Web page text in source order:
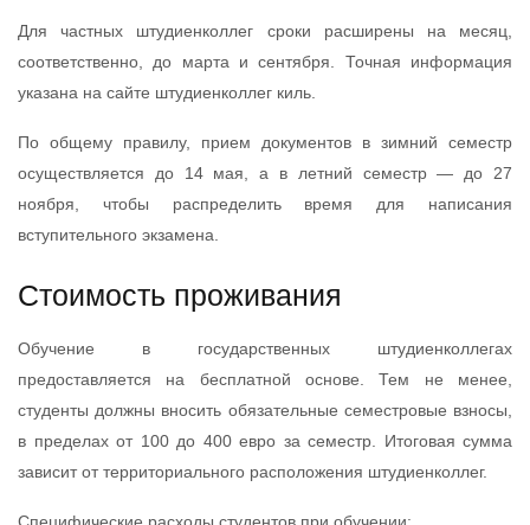
Для частных штудиенколлег сроки расширены на месяц,
соответственно, до марта и сентября. Точная информация
указана на сайте штудиенколлег киль.
По общему правилу, прием документов в зимний семестр
осуществляется до 14 мая, а в летний семестр — до 27
ноября, чтобы распределить время для написания
вступительного экзамена.
Стоимость проживания
Обучение в государственных штудиенколлегах
предоставляется на бесплатной основе. Тем не менее,
студенты должны вносить обязательные семестровые взносы,
в пределах от 100 до 400 евро за семестр. Итоговая сумма
зависит от территориального расположения штудиенколлег.